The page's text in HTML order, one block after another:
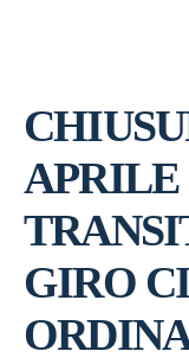
APRILE
GIRO